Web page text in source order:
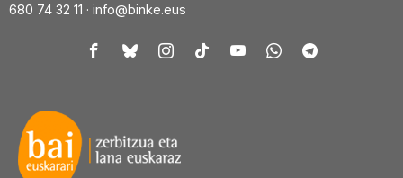
680 74 32 11 · info@binke.eus